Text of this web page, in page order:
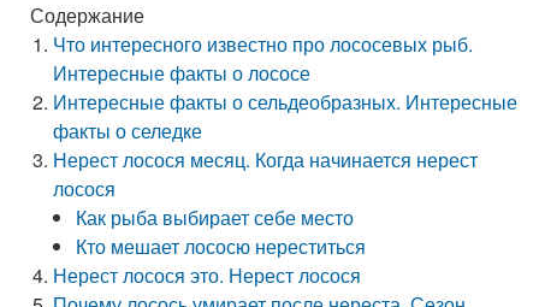
Содержание
Что интересного известно про лососевых рыб.
Интересные факты о лососе
Интересные факты о сельдеобразных. Интересные
факты о селедке
Нерест лосося месяц. Когда начинается нерест
лосося
Как рыба выбирает себе место
Кто мешает лососю нереститься
Нерест лосося это. Нерест лосося